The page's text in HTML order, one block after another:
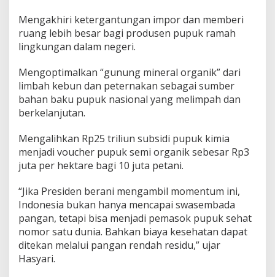
Mengakhiri ketergantungan impor dan memberi
ruang lebih besar bagi produsen pupuk ramah
lingkungan dalam negeri.
Mengoptimalkan “gunung mineral organik” dari
limbah kebun dan peternakan sebagai sumber
bahan baku pupuk nasional yang melimpah dan
berkelanjutan.
Mengalihkan Rp25 triliun subsidi pupuk kimia
menjadi voucher pupuk semi organik sebesar Rp3
juta per hektare bagi 10 juta petani.
“Jika Presiden berani mengambil momentum ini,
Indonesia bukan hanya mencapai swasembada
pangan, tetapi bisa menjadi pemasok pupuk sehat
nomor satu dunia. Bahkan biaya kesehatan dapat
ditekan melalui pangan rendah residu,” ujar
Hasyari.